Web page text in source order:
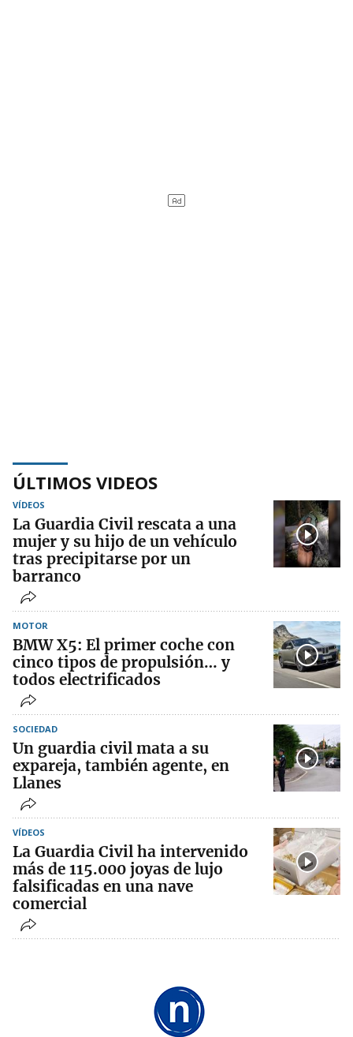
ÚLTIMOS VIDEOS
VÍDEOS
La Guardia Civil rescata a una
mujer y su hijo de un vehículo
tras precipitarse por un
barranco
MOTOR
BMW X5: El primer coche con
cinco tipos de propulsión… y
todos electrificados
SOCIEDAD
Un guardia civil mata a su
expareja, también agente, en
Llanes
VÍDEOS
La Guardia Civil ha intervenido
más de 115.000 joyas de lujo
falsificadas en una nave
comercial